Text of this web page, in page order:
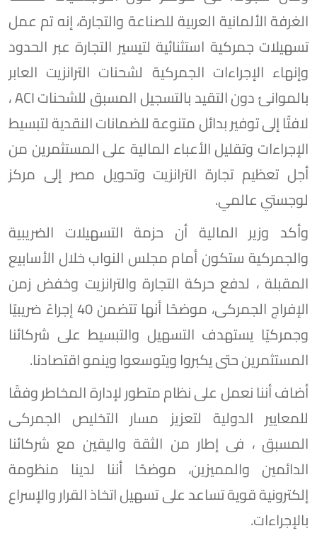
الغرفة الألمانية العربية للصناعة والتجارة، إنه تم عمل
تسهيلات جمركية استثنائية لتيسير التجارة عبر الحدود
وإنهاء الإجراءات الجمركية لشحنات الترانزيت العابر
بالموانئ دون التقيد بالتسجيل المسبق للشحنات ACI ،
لافتًا إلى توفير بدائل متنوعة للضمانات النقدية لتبسيط
الإجراءات وتقليل الأعباء المالية على المستثمرين من
أجل تعظيم تجارة الترانزيت وتحويل مصر إلى مركز
لوجستي عالمي.
وأكد وزير المالية أن حزمة التسهيلات الضريبية
والجمركية ستكون أمام مجلس النواب خلال الأسابيع
المقبلة ، لدفع حركة التجارة والترانزيت وخفض زمن
الإفراج الجمركى، موضحًا أنها تتضمن 40 إجراءً ضريبيًا
وجمركيًا يستهدف التسهيل والتبسيط على شركائنا
المستثمرين حتى يكبروا ويتوسعوا وينمو اقتصادنا.
أضاف أننا نعمل على نظام متطور لإدارة المخاطر وفقًا
للمعايير الدولية لتعزيز مسار التخليص الجمركى
المسبق ، فى إطار من الثقة واليقين مع شركائنا
الدائمين والمميزين، موضحًا أننا لدينا منظومة
إلكترونية قوية تساعد على تسهيل اتخاذ القرار والإسراع
بالإجراءات.